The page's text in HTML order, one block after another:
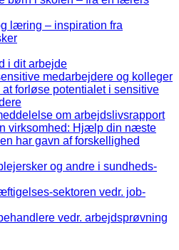
læring – inspiration fra
i dit arbejde
medarbejdere og kolleger
at forløse potentialet i sensitive
om arbejdslivsrapport
virksomhed: Hjælp din næste
har gavn af forskellighed
og andre i sundheds-
sektoren vedr. job-
vedr. arbejdsprøvning